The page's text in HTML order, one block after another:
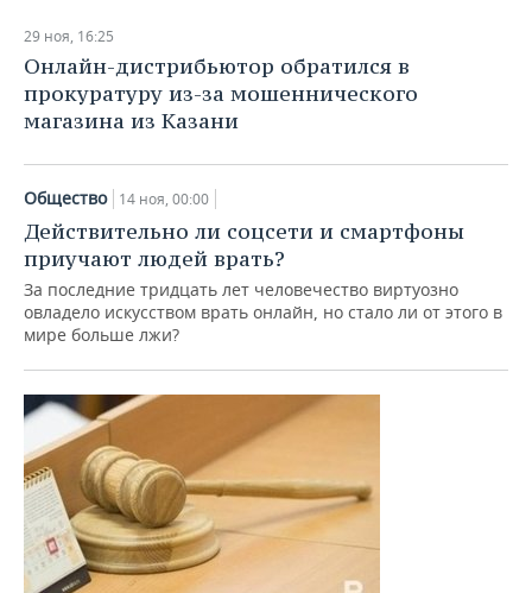
29 ноя, 16:25
Онлайн-дистрибьютор обратился в
прокуратуру из-за мошеннического
магазина из Казани
Общество 14 ноя, 00:00
Действительно ли соцсети и смартфоны
приучают людей врать?
За последние тридцать лет человечество виртуозно
овладело искусством врать онлайн, но стало ли от этого в
мире больше лжи?